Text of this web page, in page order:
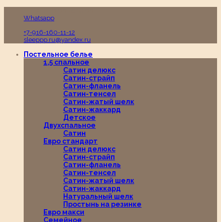
Whatsapp
+7-916-160-11-12
sleeppp.ru@yandex.ru
Постельное белье
1,5 спальное
Сатин делюкс
Сатин-страйп
Сатин-фланель
Сатин-тенсел
Сатин-жатый шелк
Сатин-жаккард
Детское
Двухспальное
Сатин
Евро стандарт
Сатин делюкс
Сатин-страйп
Сатин-фланель
Сатин-тенсел
Сатин-жатый шелк
Сатин-жаккард
Натуральный шелк
Простынь на резинке
Евро макси
Семейное